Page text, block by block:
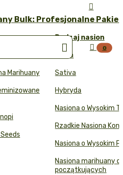
Bulk: Profesjonalne
Marihuany
Rodzaj nasion
Indica
Sativa
Hybryda
Nasiona o Wysokim
Rzadkie Nasiona
Nasiona o Wysokim
Nasiona marihuany
początkujących


 0